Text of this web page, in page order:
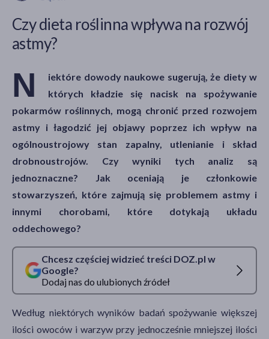
Czy dieta roślinna wpływa na rozwój
astmy?
N
iektóre dowody naukowe sugerują, że diety w
których kładzie się nacisk na spożywanie
pokarmów roślinnych, mogą chronić przed rozwojem
astmy i łagodzić jej objawy poprzez ich wpływ na
ogólnoustrojowy stan zapalny, utlenianie i skład
drobnoustrojów. Czy wyniki tych analiz są
jednoznaczne? Jak oceniają je członkowie
stowarzyszeń, które zajmują się problemem astmy i
innymi chorobami, które dotykają układu
oddechowego?
Chcesz częściej widzieć treści DOZ.pl w
Google?
Dodaj nas do ulubionych źródeł
Według niektórych wyników badań spożywanie większej
ilości owoców i warzyw przy jednocześnie mniejszej ilości